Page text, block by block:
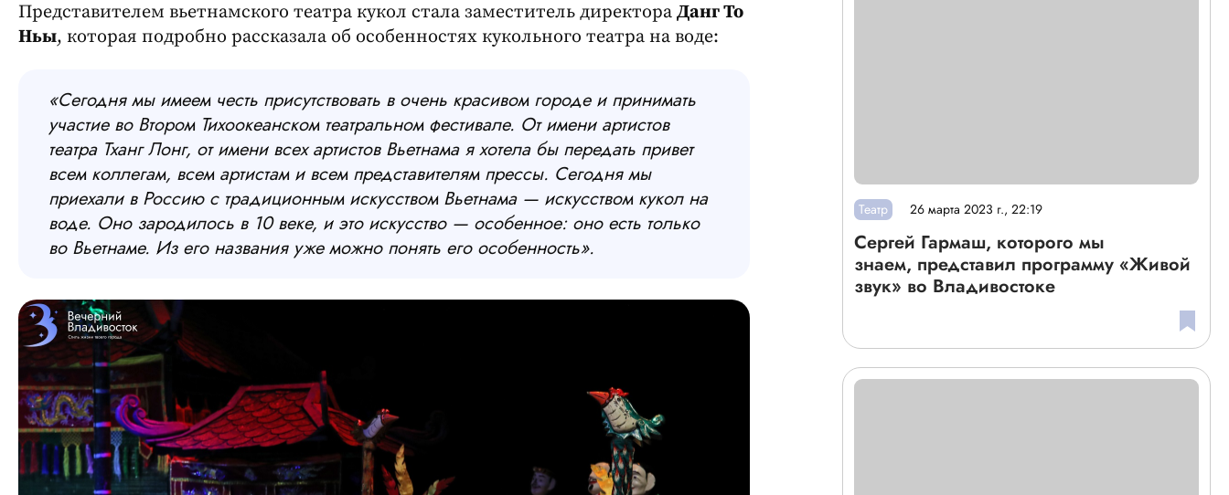
Представителем вьетнамского театра кукол стала заместитель директора Данг То
Ньы, которая подробно рассказала об особенностях кукольного театра на воде:
«Сегодня мы имеем честь присутствовать в очень красивом городе и принимать
участие во Втором Тихоокеанском театральном фестивале. От имени артистов
театра Тханг Лонг, от имени всех артистов Вьетнама я хотела бы передать привет
всем коллегам, всем артистам и всем представителям прессы. Сегодня мы
приехали в Россию с традиционным искусством Вьетнама — искусством кукол на
воде. Оно зародилось в 10 веке, и это искусство — особенное: оно есть только
во Вьетнаме. Из его названия уже можно понять его особенность».
Театр 26 марта 2023 г., 22:19
Сергей Гармаш, которого мы
знаем, представил программу «Живой
звук» во Владивостоке